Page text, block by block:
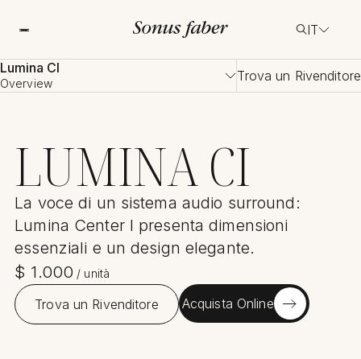
IT
Lumina CI
Overview Trova un Rivenditore
LUMINA CI
La voce di un sistema audio surround:
Lumina Center I presenta dimensioni
essenziali e un design elegante.
$ 1.000 / unità
Trova un Rivenditore Acquista Online